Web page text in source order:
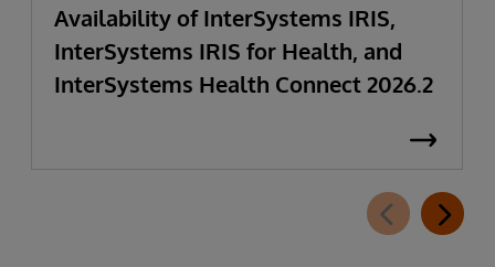
Availability of InterSystems IRIS,
InterSystems IRIS for Health, and
InterSystems Health Connect 2026.2